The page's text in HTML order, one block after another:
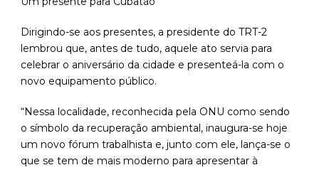
Dirigindo-se aos presentes, a presidente do TRT-2
lembrou que, antes de tudo, aquele ato servia para
celebrar o aniversário da cidade e presenteá-la com o
novo equipamento público.
“Nessa localidade, reconhecida pela ONU como sendo
o símbolo da recuperação ambiental, inaugura-se hoje
um novo fórum trabalhista e, junto com ele, lança-se o
que se tem de mais moderno para apresentar à